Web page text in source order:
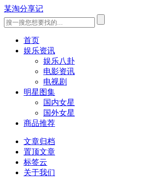
某淘分享记
首页
娱乐资讯
娱乐八卦
电影资讯
电视剧
明星图集
国内女星
国外女星
商品推荐
文章归档
置顶文章
标签云
关于我们